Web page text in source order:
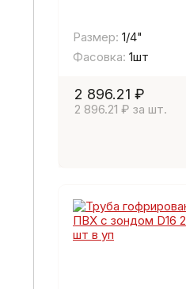
Размер: 1/4"
Фасовка: 1шт
2 896.21 ₽
2 896.21 ₽ за шт.